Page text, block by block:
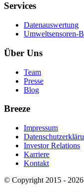
Services
Datenauswertung
Umweltsensoren-
Über Uns
Team
Presse
Blog
Breeze
Impressum
Investor Relations
Karriere
Kontakt
© Copyright 2015 -